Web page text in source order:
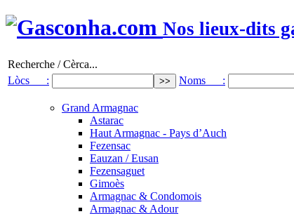
Nos lieux-dits
Recherche / Cèrca...
Lòcs :
Noms :
Grand Armagnac
Astarac
Haut Armagnac - Pays d’Auch
Fezensac
Eauzan / Eusan
Fezensaguet
Gimoès
Armagnac & Condomois
Armagnac & Adour